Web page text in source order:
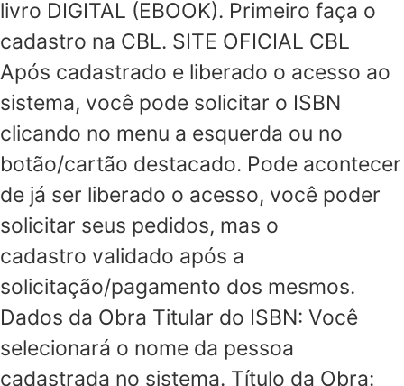
livro DIGITAL (EBOOK). Primeiro faça o
cadastro na CBL. SITE OFICIAL CBL
Após cadastrado e liberado o acesso ao
sistema, você pode solicitar o ISBN
clicando no menu a esquerda ou no
botão/cartão destacado. Pode acontecer
de já ser liberado o acesso, você poder
solicitar seus pedidos, mas o
cadastro validado após a
solicitação/pagamento dos mesmos.
Dados da Obra Titular do ISBN: Você
selecionará o nome da pessoa
cadastrada no sistema. Título da Obra: